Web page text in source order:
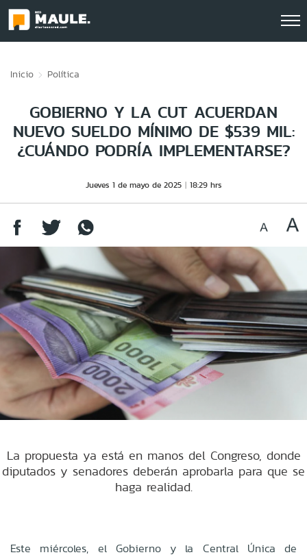
Inicio Política
GOBIERNO Y LA CUT ACUERDAN
NUEVO SUELDO MÍNIMO DE $539 MIL:
¿CUÁNDO PODRÍA IMPLEMENTARSE?
Jueves 1 de mayo de 2025 18:29 hrs
La propuesta ya está en manos del Congreso, donde
diputados y senadores deberán aprobarla para que se
haga realidad.
Este miércoles, el Gobierno y la Central Única de